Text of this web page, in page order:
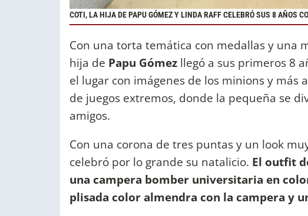
COTI, LA HIJA DE PAPU GÓMEZ Y LINDA RAFF CELEBRÓ SUS 8 AÑOS
Con una torta temática con medallas y una
hija de Papu Gómez llegó a sus primeros 8
el lugar con imágenes de los minions y
de juegos extremos, donde la pequeña se
amigos.
Con una corona de tres puntas y un look
celebró por lo grande su natalicio. El outfit
una campera bomber universitaria en
plisada color almendra con la campera y